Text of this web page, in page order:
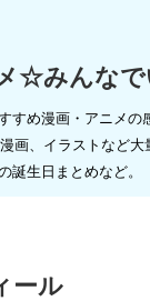
☆みんなで
すめ漫画・アニメの
画、イラストなど
誕生日まとめなど。
ール